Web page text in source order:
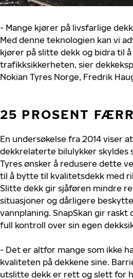
- Mange kjører på livsfarlige
Med denne teknologien kan vi
kjører på slitte dekk og bidra til
trafikksikkerheten, sier
Nokian Tyres Norge, Fredrik
25 PROSENT
En undersøkelse fra 2014 viser
dekkrelaterte bilulykker skyldes
Tyres ønsker å redusere dette
til å bytte til kvalitetsdekk med
Slitte dekk gir sjåføren mindre
situasjoner og dårligere
vannplaning. SnapSkan gir raskt
full kontroll over sin egen
- Det er altfor mange som ikke
kvaliteten på dekkene sine.
utslitte dekk er rett og slett for